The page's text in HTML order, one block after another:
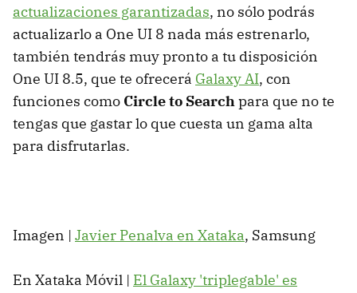
actualizaciones garantizadas, no sólo podrás
actualizarlo a One UI 8 nada más estrenarlo,
también tendrás muy pronto a tu disposición
One UI 8.5, que te ofrecerá Galaxy AI, con
funciones como Circle to Searchpara que no te
tengas que gastar lo que cuesta un gama alta
para disfrutarlas.
Imagen | Javier Penalva en Xataka, Samsung
En Xataka Móvil | El Galaxy 'triplegable' es